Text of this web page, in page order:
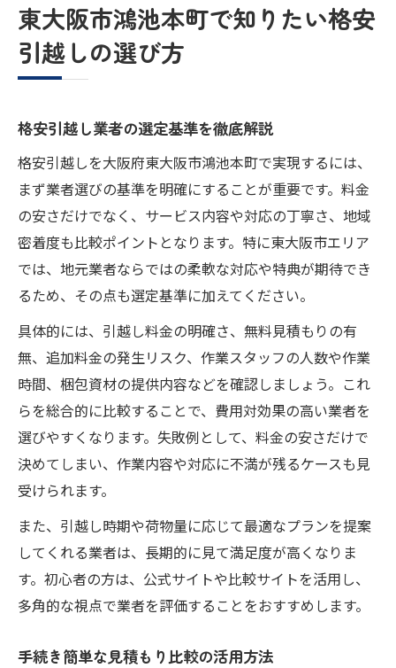
東大阪市鴻池本町で知りたい格安
引越しの選び方
格安引越し業者の選定基準を徹底解説
格安引越しを大阪府東大阪市鴻池本町で実現するには、
まず業者選びの基準を明確にすることが重要です。料金
の安さだけでなく、サービス内容や対応の丁寧さ、地域
密着度も比較ポイントとなります。特に東大阪市エリア
では、地元業者ならではの柔軟な対応や特典が期待でき
るため、その点も選定基準に加えてください。
具体的には、引越し料金の明確さ、無料見積もりの有
無、追加料金の発生リスク、作業スタッフの人数や作業
時間、梱包資材の提供内容などを確認しましょう。これ
らを総合的に比較することで、費用対効果の高い業者を
選びやすくなります。失敗例として、料金の安さだけで
決めてしまい、作業内容や対応に不満が残るケースも見
受けられます。
また、引越し時期や荷物量に応じて最適なプランを提案
してくれる業者は、長期的に見て満足度が高くなりま
す。初心者の方は、公式サイトや比較サイトを活用し、
多角的な視点で業者を評価することをおすすめします。
手続き簡単な見積もり比較の活用方法